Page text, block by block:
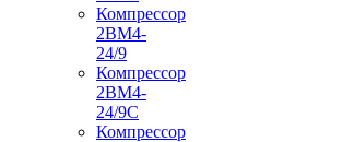
Компрессор
2ВМ4-
24/9
Компрессор
2ВМ4-
24/9С
Компрессор